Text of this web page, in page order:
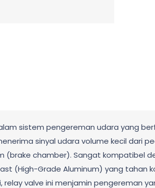
sistem pengereman udara yang
sinyal udara volume kecil dari
chamber). Sangat kompatibel
(High-Grade Aluminum) yang tahan
valve ini menjamin pengereman